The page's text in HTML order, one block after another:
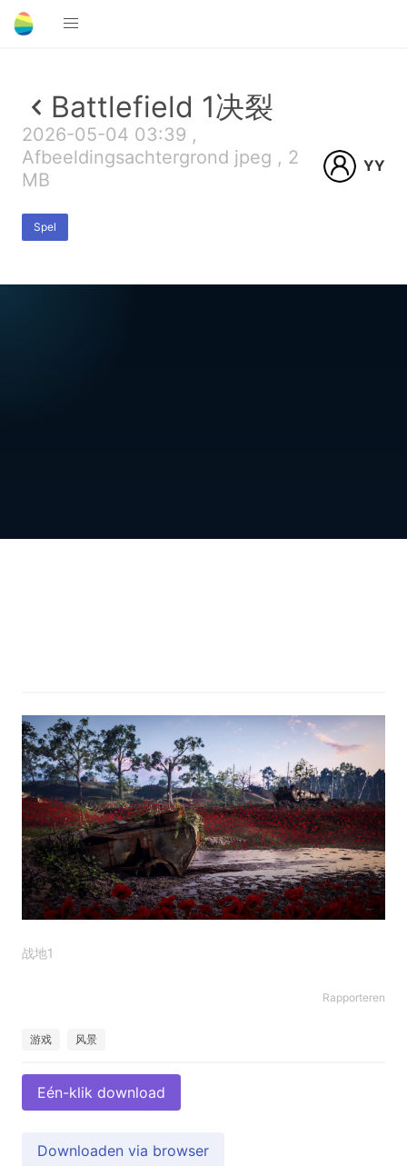
Battlefield 1决裂
2026-05-04 03:39 ,
Afbeeldingsachtergrond jpeg , 2
MB
Spel
YY
战地1
Rapporteren
游戏 风景
Eén-klik download
Downloaden via browser